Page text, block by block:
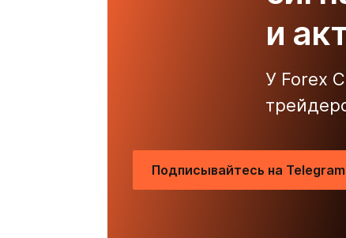
и
У Forex
Подписывайтесь на Telegram